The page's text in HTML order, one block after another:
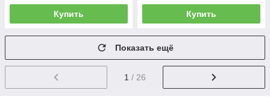
Купить Купить
Показать ещё
1 / 26